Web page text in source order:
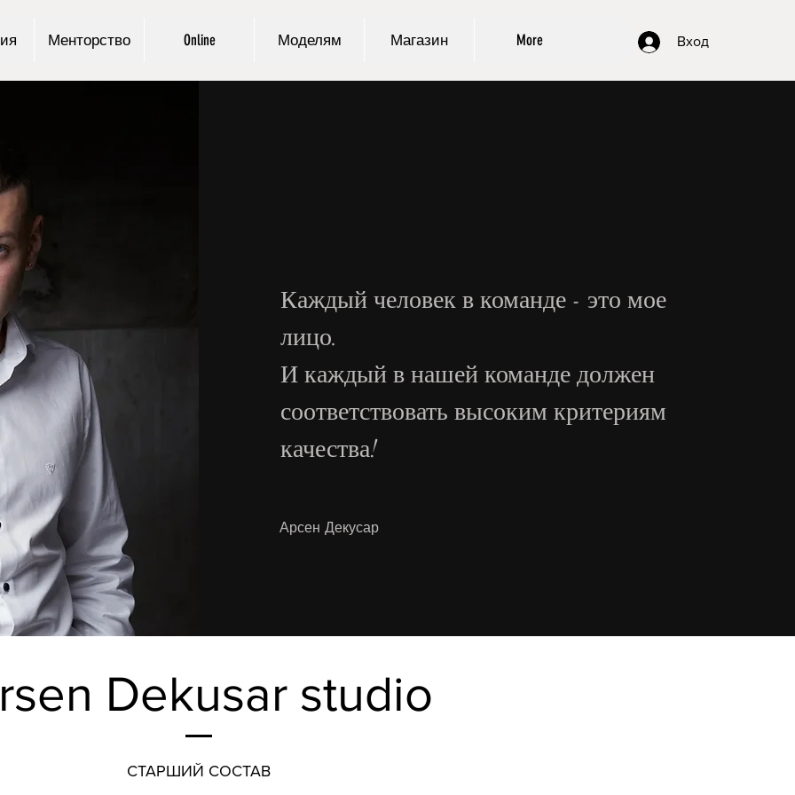
Вход
Менторство Online Моделям Магазин More
Каждый человек в команде - это мое
лицо.
И каждый в нашей команде должен
соответствовать высоким критериям
качества!
Арсен Декусар
Dekusar studio
СТАРШИЙ СОСТАВ